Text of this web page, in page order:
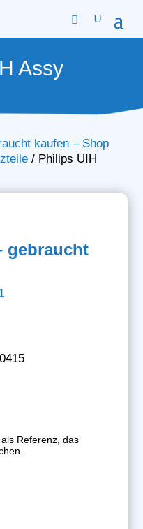
Assy
kaufen – Shop
/ Philips UIH
gebraucht
Referenz, das